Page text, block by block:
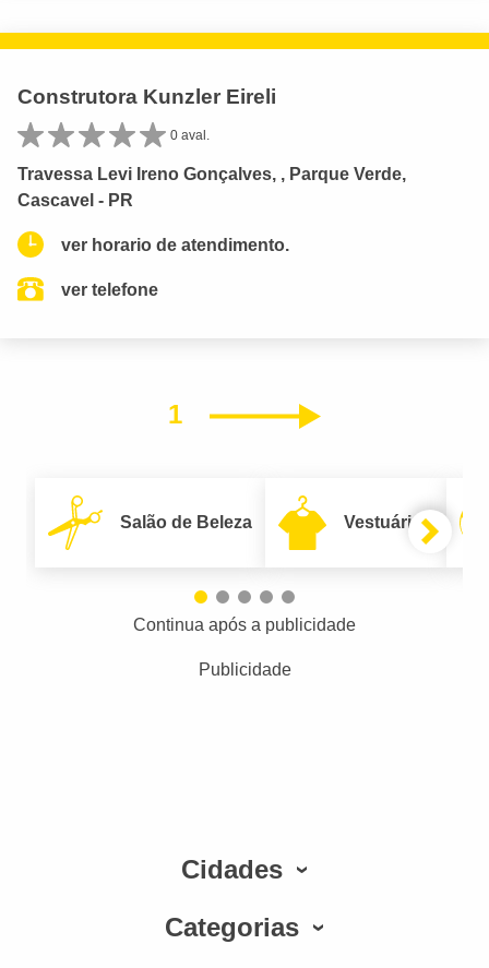
Construtora Kunzler Eireli
0 aval.
Travessa Levi Ireno Gonçalves, , Parque Verde,
Cascavel - PR
ver horario de atendimento.
ver telefone
1 Próximo
Salão de Beleza Vestuário
Continua após a publicidade
Publicidade
Cidades
Categorias